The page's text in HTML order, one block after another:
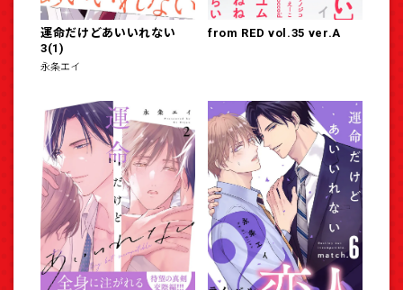
運命だけどあいいれない
3(1)
永条エイ
from RED vol.35 ver.A